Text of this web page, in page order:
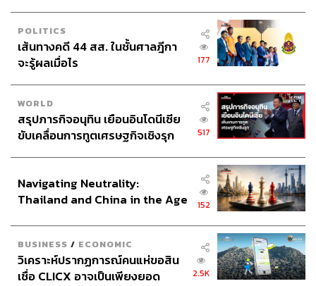
POLITICS
เส้นทางคดี 44 สส. ในชั้นศาลฎีกา
จะรู้ผลเมื่อไร
177
WORLD
สรุปภารกิจอนุทิน เยือนอินโดนีเซีย
ขับเคลื่อนการทูตเศรษฐกิจเชิงรุก
517
Navigating Neutrality:
Thailand and China in the Age
152
BUSINESS / ECONOMIC
วิเคราะห์ปรากฏการณ์คนแห่ขอสิน
เชื่อ CLICX อาจเป็นเพียงยอด
2.5K